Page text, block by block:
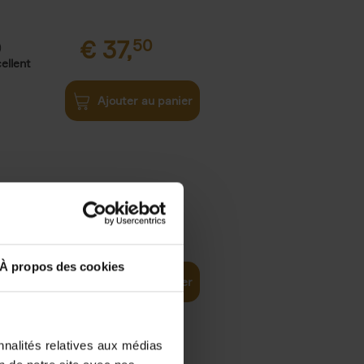
À propos des cookies
relatives aux médias
€ 37,50
Ajouter au panier
world 29,99
Ajouter au panier